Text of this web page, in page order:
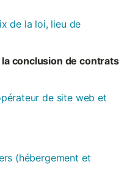
de la loi, lieu de
conclusion de contrats
de site web et
(hébergement et